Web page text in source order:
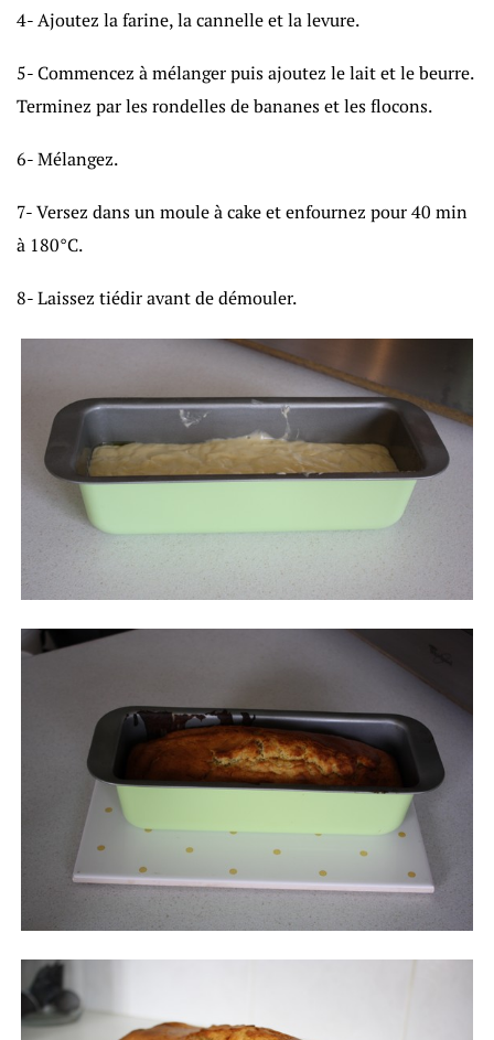
4- Ajoutez la farine, la cannelle et la levure.
5- Commencez à mélanger puis ajoutez le lait et le beurre.
Terminez par les rondelles de bananes et les flocons.
6- Mélangez.
7- Versez dans un moule à cake et enfournez pour 40 min
à 180°C.
8- Laissez tiédir avant de démouler.